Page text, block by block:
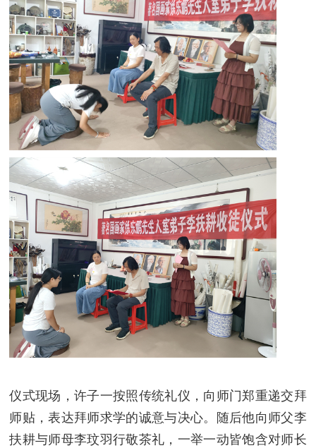
仪式现场，许子一按照传统礼仪，向师门郑重递交拜
师贴，表达拜师求学的诚意与决心。随后他向师父李
扶耕与师母李玟羽行敬茶礼，一举一动皆饱含对师长